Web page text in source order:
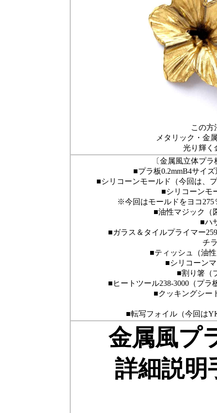
この方
メタリック・金
光り輝く
〔金属風立体プ
■プラ板0.2mmB4サイ
■シリコーンモールド（今回は、
■シリコーンモ
※今回はモールドをヨコ275
■油性マジック（
■ハ
■ガラス＆タイルプライマー
チ
■ティッシュ（油
■シリコーン
■割り箸（
■ヒートツール238-3000（プ
■クッキングシー
■転写フォイル（今回は
金属風プ
詳細説明